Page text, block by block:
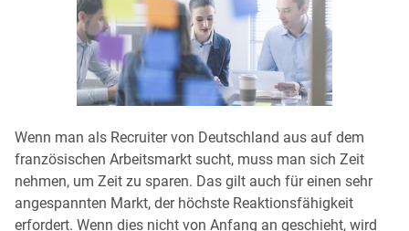
Wenn man als Recruiter von Deutschland aus auf dem
französischen Arbeitsmarkt sucht, muss man sich Zeit
nehmen, um Zeit zu sparen. Das gilt auch für einen sehr
angespannten Markt, der höchste Reaktionsfähigkeit
erfordert. Wenn dies nicht von Anfang an geschieht, wird